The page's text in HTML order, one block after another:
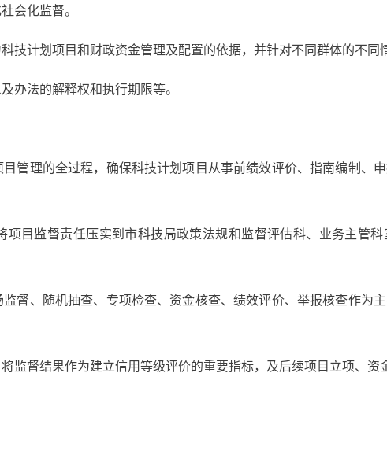
会化监督。
技计划项目和财政资金管理及配置的依据，并针对不同群体的不同
办法的解释权和执行期限等。
管理的全过程，确保科技计划项目从事前绩效评价、指南编制、申
目监督责任压实到市科技局政策法规和监督评估科、业务主管
督、随机抽查、专项检查、资金核查、绩效评价、举报核查作为
监督结果作为建立信用等级评价的重要指标，及后续项目立项、资